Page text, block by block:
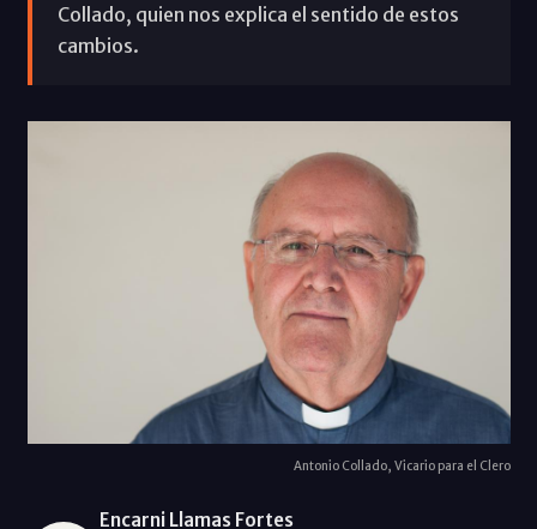
Collado, quien nos explica el sentido de estos
cambios.
Antonio Collado, Vicario para el Clero
Encarni Llamas Fortes